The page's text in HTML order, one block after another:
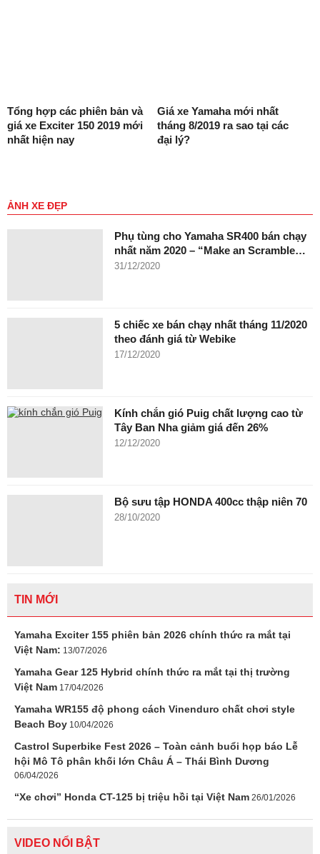
Tổng hợp các phiên bản và
giá xe Exciter 150 2019 mới
nhất hiện nay
Giá xe Yamaha mới nhất
tháng 8/2019 ra sao tại các
đại lý?
ẢNH XE ĐẸP
Phụ tùng cho Yamaha SR400 bán chạy
nhất năm 2020 – “Make an Scramble…
31/12/2020
5 chiếc xe bán chạy nhất tháng 11/2020
theo đánh giá từ Webike
17/12/2020
Kính chắn gió Puig chất lượng cao từ
Tây Ban Nha giảm giá đến 26%
12/12/2020
Bộ sưu tập HONDA 400cc thập niên 70
28/10/2020
TIN MỚI
Yamaha Exciter 155 phiên bản 2026 chính thức ra mắt tại
Việt Nam: 13/07/2026
Yamaha Gear 125 Hybrid chính thức ra mắt tại thị trường
Việt Nam 17/04/2026
Yamaha WR155 độ phong cách Vinenduro chất chơi style
Beach Boy 10/04/2026
Castrol Superbike Fest 2026 – Toàn cảnh buổi họp báo Lễ
hội Mô Tô phân khối lớn Châu Á – Thái Bình Dương
06/04/2026
“Xe chơi” Honda CT-125 bị triệu hồi tại Việt Nam 26/01/2026
VIDEO NỔI BẬT